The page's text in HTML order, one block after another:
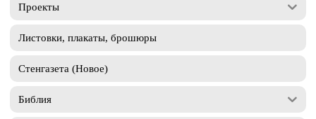
Проекты
Листовки, плакаты, брошюры
Стенгазета (Новое)
Библия